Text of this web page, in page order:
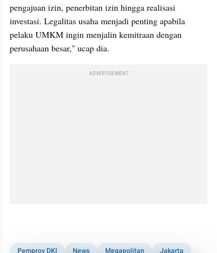
pengajuan izin, penerbitan izin hingga realisasi
investasi. Legalitas usaha menjadi penting apabila
pelaku UMKM ingin menjalin kemitraan dengan
perusahaan besar," ucap dia.
ADVERTISEMENT
Pemprov DKI News Megapolitan Jakarta